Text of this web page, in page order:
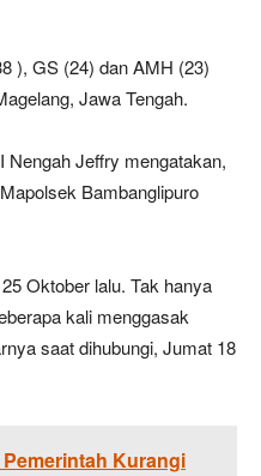
), GS (24) dan AMH (23)
Jawa Tengah.
Jeffry mengatakan,
Bambanglipuro
Oktober lalu. Tak hanya
kali menggasak
saat dihubungi, Jumat 18
Kurangi